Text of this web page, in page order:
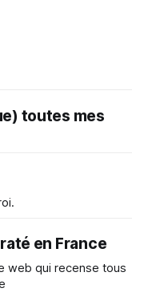
toutes mes
en France
web qui recense tous